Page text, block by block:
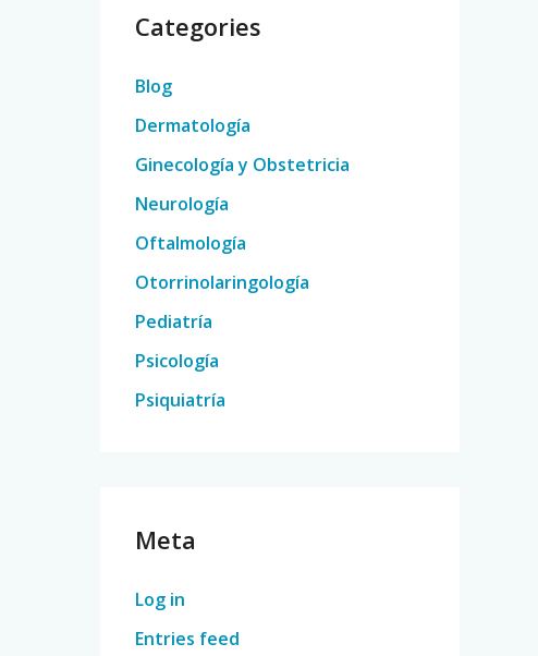
Categories
Blog
Dermatología
Ginecología y Obstetricia
Neurología
Oftalmología
Otorrinolaringología
Pediatría
Psicología
Psiquiatría
Meta
Log in
Entries feed